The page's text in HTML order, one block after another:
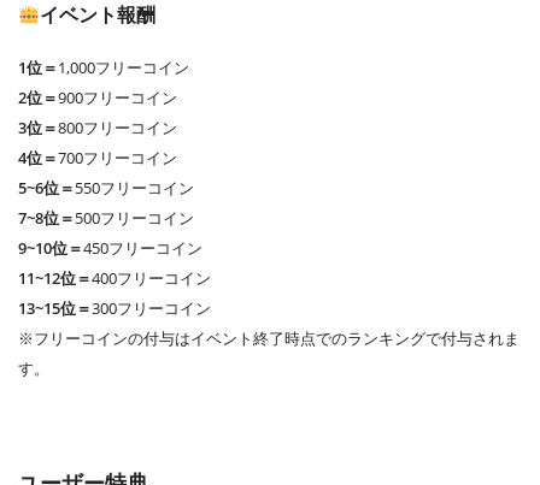
イベント報酬
1位＝1,000フリーコイン
2位＝900フリーコイン
3位＝800フリーコイン
4位＝700フリーコイン
5~6位＝550フリーコイン
7~8位＝500フリーコイン
9~10位＝450フリーコイン
11~12位＝400フリーコイン
13~15位＝300フリーコイン
※フリーコインの付与はイベント終了時点でのランキングで付与されま
す。